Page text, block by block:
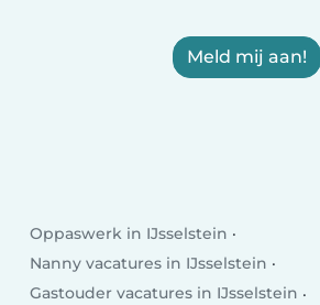
Meld mij aan!
Oppaswerk in IJsselstein
Nanny vacatures in IJsselstein
Gastouder vacatures in IJsselstein